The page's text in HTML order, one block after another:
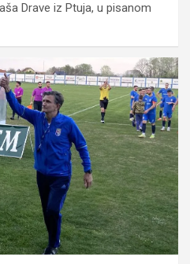
Drave iz Ptuja, u pisanom